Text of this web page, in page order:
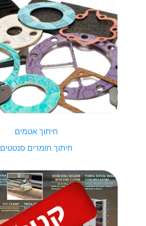
חיתוך אטמים
חיתוך חומרים סנטטים